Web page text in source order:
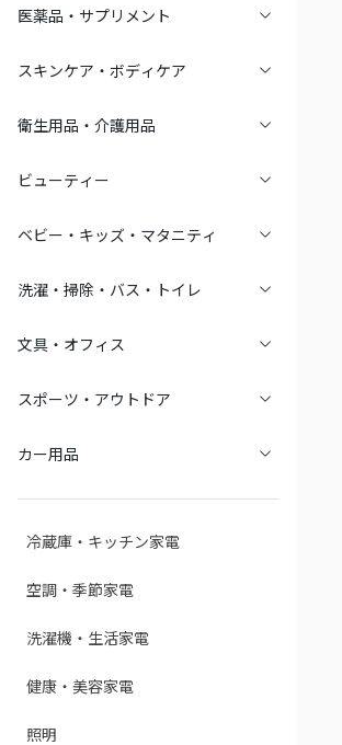
医薬品・サプリメント
スキンケア・ボディケア
衛生用品・介護用品
ビューティー
ベビー・キッズ・マタニティ
洗濯・掃除・バス・トイレ
文具・オフィス
スポーツ・アウトドア
カー用品
冷蔵庫・キッチン家電
空調・季節家電
洗濯機・生活家電
健康・美容家電
照明